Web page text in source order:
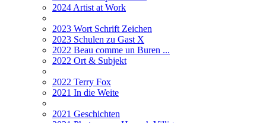
2024 Artist at Work
2023 Wort Schrift Zeichen
2023 Schulen zu Gast X
2022 Beau comme un Buren ...
2022 Ort & Subjekt
2022 Terry Fox
2021 In die Weite
2021 Geschichten